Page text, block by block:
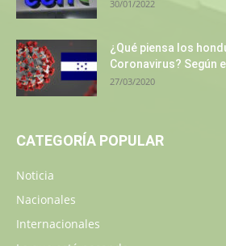
30/01/2022
¿Qué piensa los
Coronavirus? Según
27/03/2020
CATEGORÍA POPULAR
Noticia
Nacionales
Internacionales